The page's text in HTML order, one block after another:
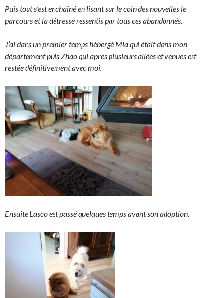
Puis tout s’est enchaîné en lisant sur le coin des nouvelles le
parcours et la détresse ressentis par tous ces abandonnés.
J’ai dans un premier temps hébergé Mia qui était dans mon
département puis Zhao qui après plusieurs allées et venues est
restéedéfinitivement avec moi.
Ensuite Lasco est passé quelques temps avant son adoption.